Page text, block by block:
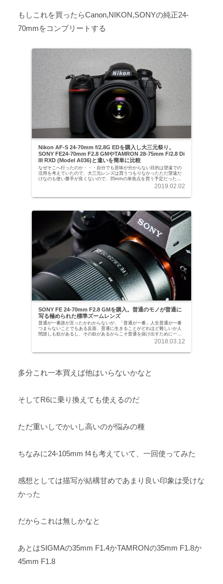
もしこれを買ったらCanon,NIKON,SONYの純正24-
70mmをコンプリートする
Nikon AF-S 24-70mm f/2.8G EDを購入し大三元祭り。
SONY FE24-70mm F2.8 GMやTAMRON 28-75mm F/2.8 Di
III RXD (Model A036)と違いを簡単に比較
なぜそこへ行ったのか・・・自分でも意味が分からない目的は望遠での
活用を考えていたので、大三元レンズは買うつもりなかったただ望遠だ
けなのも使い勝手が良くないので、35mmの単焦点を買う予定だったま
2019.02.02
SONY FE 24-70mm F2.8 GMを購入。普通のモノが普通に
写る極められた標準ズームレンズ
普通が一番誰が言ったかわからないが、「普通が一番」人生普通が一番
つまらないことでもある反面、普通に生きることがどれほど難しいか人
間誰しも欲があるし、その欲があるからこそ普通を抜け出すために一発
2018.03.12
多分これ一本買えば他はいらないかなと
そしてR6に乗り換えても使えるのだ
ただ重いしでかいし高いのが悩みの種
ちなみに24-105mm f4も考えていて、一回使ってみた
感想としては描写が結構甘めであまり良い印象は受けな
かった
だからこれは無しかなと
あとはSIGMAの35mm F1.4かTAMRONの35mm F1.8か
45mm F1.8